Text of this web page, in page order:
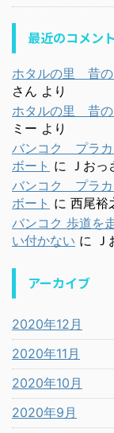
最近のコメント
ホタルの里 昔の
さん より
ホタルの里 昔の
ミー より
バンコク プラ
ボート に Ｊおっ
バンコク プラ
ボート に 西尾裕
バンコク 歩道を
い付かない に
アーカイブ
2020年12月
2020年11月
2020年10月
2020年9月